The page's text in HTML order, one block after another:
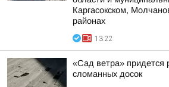
Каргасокском,
районах
13:22
«Сад ветра» придется
сломанных досок